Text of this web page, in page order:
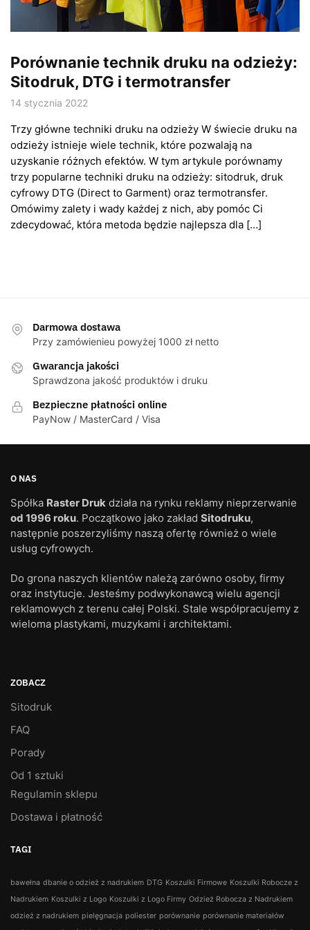
Porównanie technik druku na odzieży:
Sitodruk, DTG i termotransfer
14 stycznia 2022
Trzy główne techniki druku na odzieży W świecie druku na
odzieży istnieje wiele technik, które pozwalają na
uzyskanie różnych efektów. W tym artykule porównamy
trzy popularne techniki druku na odzieży: sitodruk, druk
cyfrowy DTG (Direct to Garment) oraz termotransfer.
Omówimy zalety i wady każdej z nich, aby pomóc Ci
zdecydować, która metoda będzie najlepsza dla […]
Darmowa dostawa
Przy zamówienieu powyżej 1000 zł netto
Gwarancja jakości
Sprawdzona jakość produktów i druku
Bezpieczne płatności online
PayNow / MasterCard / Visa
O NAS
Spółka Raster Druk działa na rynku reklamy nieprzerwanie
od 1996 roku. Początkowo jako zakład Sitodruku,
następnie poszerzyliśmy naszą ofertę również o wiele
usług cyfrowych.
Do grona naszych klientów należą zarówno osoby, firmy
oraz instytucje. Jesteśmy podwykonawcą wielu agencji
reklamowych z terenu całej Polski. Stale współpracujemy z
wieloma plastykami, muzykami i architektami.
ZOBACZ
Sitodruk
FAQ
Porady
Od 1 sztuki
Regulamin sklepu
Dostawa i płatność
TAGI
bawełna dbanie o odzież z nadrukiem DTG Koszulki Firmowe Koszulki Robocze z
Nadrukiem Koszulki z Logo Koszulki z Logo Firmy Odzież Robocza z Nadrukiem
odzież z nadrukiem pielęgnacja poliester porównanie porównanie materiałów